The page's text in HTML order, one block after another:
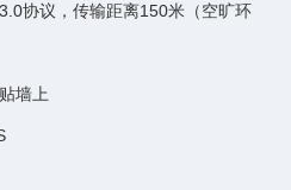
协议，传输距离150米（空旷环
墙上